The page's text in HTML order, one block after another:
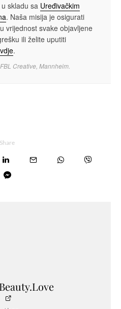
skladu sa Uređivačkim
. Naša misija je osigurati
vrijednost svake objavljene
ili želite uputiti
.
Creative, Mannheim.
Share